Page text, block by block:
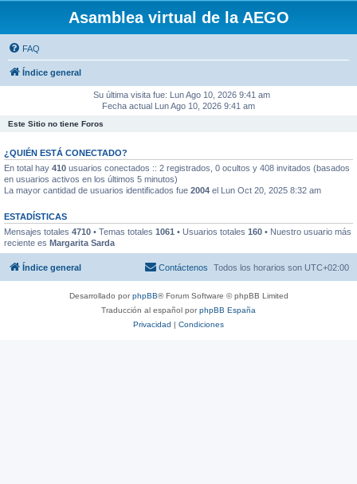
Asamblea virtual de la AEGO
FAQ
Índice general
Su última visita fue: Lun Ago 10, 2026 9:41 am
Fecha actual Lun Ago 10, 2026 9:41 am
Este Sitio no tiene Foros
¿QUIÉN ESTÁ CONECTADO?
En total hay 410 usuarios conectados :: 2 registrados, 0 ocultos y 408 invitados (basados
en usuarios activos en los últimos 5 minutos)
La mayor cantidad de usuarios identificados fue 2004 el Lun Oct 20, 2025 8:32 am
ESTADÍSTICAS
Mensajes totales 4710 • Temas totales 1061 • Usuarios totales 160 • Nuestro usuario más
reciente es Margarita Sarda
Índice general Todos los horarios son UTC+02:00
Contáctenos
Desarrollado porphpBB® Forum Software © phpBB Limited
Traducción al español porphpBB España
Privacidad | Condiciones